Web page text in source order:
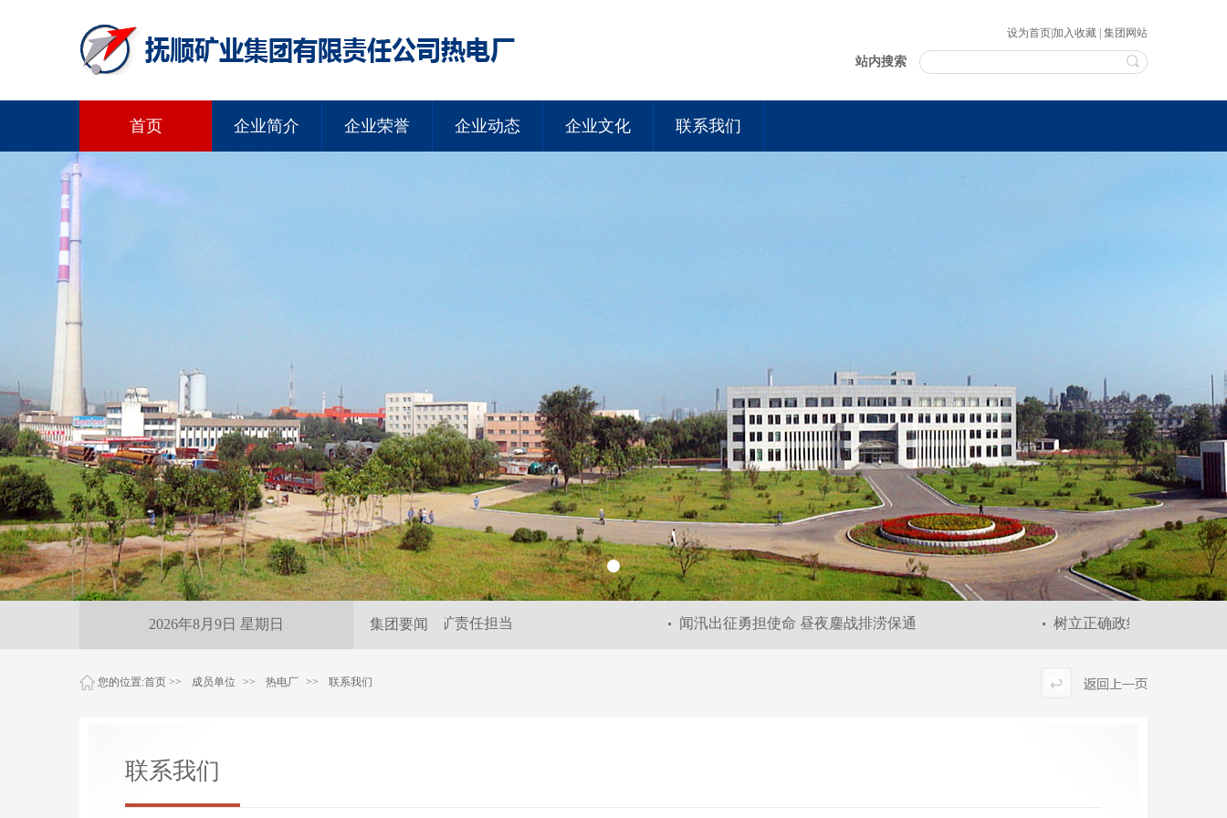
设为首页 加入收藏 集团网站
站内搜索
首页 企业简介 企业荣誉 企业动态 企业文化 联系我们
2026年8月9日 星期日 集团要闻
雨夜紧急保供 尽显抚矿责任担当 闻汛出征勇担使命 昼夜鏖战排涝保通
您的位置:首页 >> 成员单位 >> 热电厂 >> 联系我们
联系我们